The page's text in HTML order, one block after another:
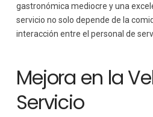
gastronómica mediocre y una
servicio no solo depende de la
interacción entre el personal de
Mejora en la
Servicio